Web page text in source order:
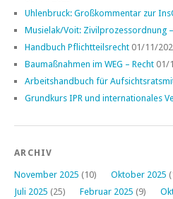
Uhlenbruck: Großkommentar zur
Musielak/Voit: Zivilprozessordnung
Handbuch Pflichtteilsrecht 01/11/
Baumaßnahmen im WEG – Recht 01/
Arbeitshandbuch für
Grundkurs IPR und internationales
ARCHIV
November 2025 (10) Oktober 2025
Juli 2025 (25) Februar 2025 (9)